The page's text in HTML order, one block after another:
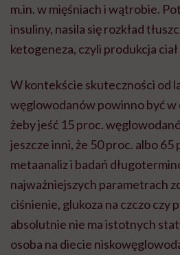
m.in. w mięśniach i wątrobie.
insuliny, nasila się rozkład
ketogeneza, czyli produkcja
W kontekście skuteczności od
węglowodanów powinno być w
żeby jeść 15 proc.
jeszcze inni, że 50 proc. albo 65
metaanaliz i badań
najważniejszych parametrach
ciśnienie, glukoza na czczo czy
absolutnie nie ma istotnych
osoba na diecie